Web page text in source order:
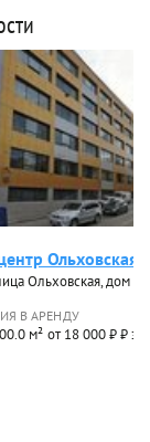
Ольховская
Ольховская, дом 22
В АРЕНДУ
м² от 18 000 ₽ ₽ за